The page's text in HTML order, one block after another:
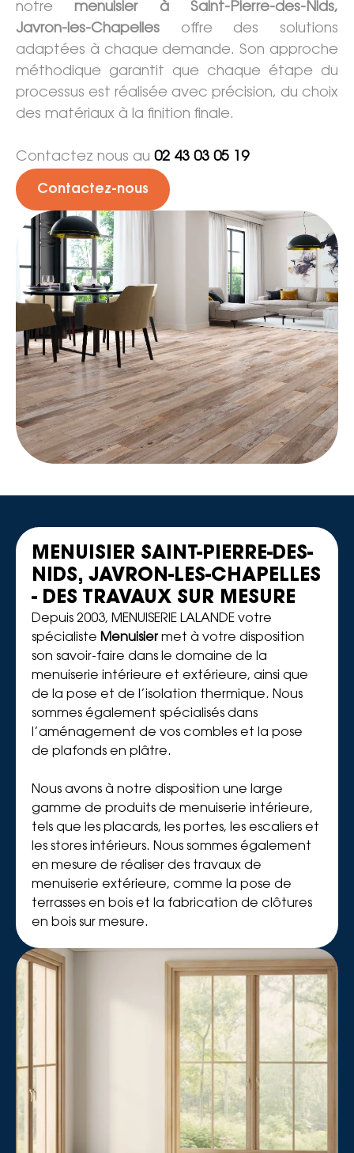
notremenuisier à Saint-Pierre-des-Nids,
Javron-les-Chapelles offre des solutions
adaptées à chaque demande. Son approche
méthodique garantit que chaque étape du
processus est réalisée avec précision, du choix
des matériaux à la finition finale.
Contactez nous au 02 43 03 05 19
Contactez-nous
MENUISIER SAINT-PIERRE-DES-
NIDS, JAVRON-LES-CHAPELLES
- DES TRAVAUX SUR MESURE
Depuis 2003, MENUISERIE LALANDE votre
spécialiste Menuisiermet à votre disposition
son savoir-faire dans le domaine de la
menuiserie intérieure et extérieure, ainsi que
de la pose et de l’isolation thermique. Nous
sommes également spécialisés dans
l’aménagement de vos combles et la pose
de plafonds en plâtre.
Nous avons à notre disposition une large
gamme de produits de menuiserie intérieure,
tels que les placards, les portes, les escaliers et
les stores intérieurs. Nous sommes également
en mesure de réaliser des travaux de
menuiserie extérieure, comme la pose de
terrasses en bois et la fabrication de clôtures
en bois sur mesure.